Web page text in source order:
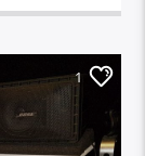
1